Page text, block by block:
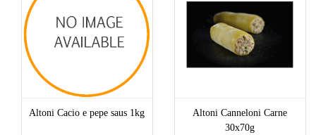
Altoni Cacio e pepe saus 1kg
Altoni Canneloni Carne
30x70g